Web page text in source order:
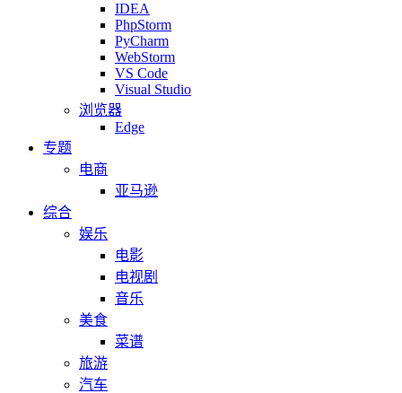
IDEA
PhpStorm
PyCharm
WebStorm
VS Code
Visual Studio
浏览器
Edge
专题
电商
亚马逊
综合
娱乐
电影
电视剧
音乐
美食
菜谱
旅游
汽车